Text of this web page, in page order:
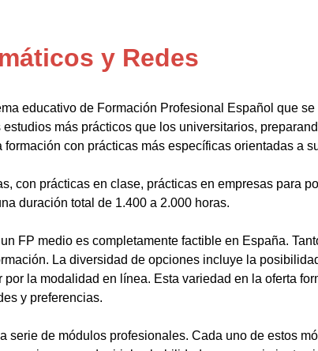
y Redes
educativo de Formación Profesional Español que
más prácticos que los universitarios,
con prácticas más específicas orientadas a
con prácticas en clase, prácticas en empresas para
duración total de 1.400 a 2.000 horas.
FP medio es completamente factible en España.
La diversidad de opciones incluye la
la modalidad en línea. Esta variedad en la oferta
y preferencias.
de módulos profesionales. Cada uno de estos